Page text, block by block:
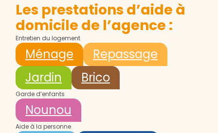
Les prestations d’aide à
domicile de l’agence :
Entretien du logement
Ménage
Repassage
Jardin
Brico
Garde d’enfants
Nounou
Aide à la personne